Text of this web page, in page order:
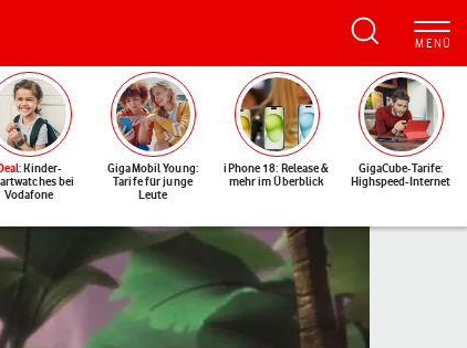
: Kinder-
bei
Vodafone
GigaMobil Young:
Tarife für junge
Leute
iPhone 18: Release &
mehr im Überblick
GigaCube-Tarife:
Highspeed-Internet